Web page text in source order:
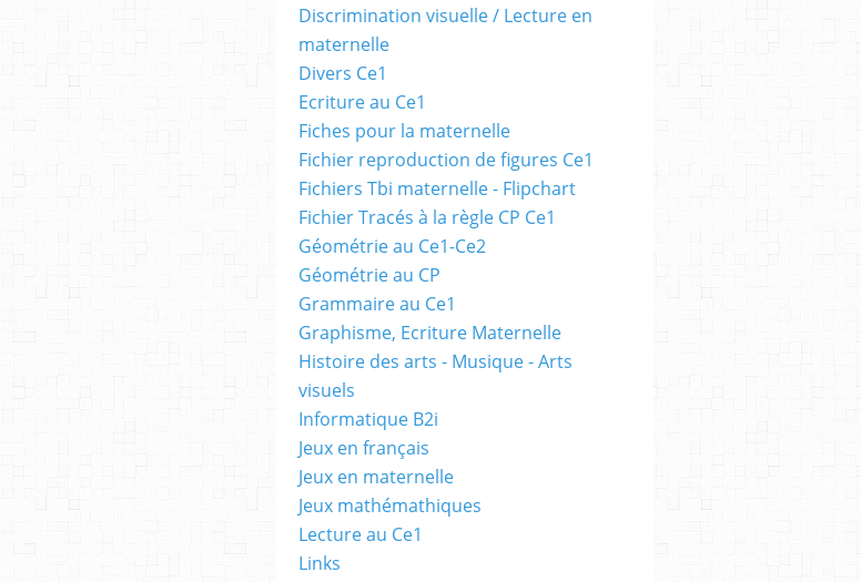
Discrimination visuelle / Lecture en
maternelle
Divers Ce1
Ecriture au Ce1
Fiches pour la maternelle
Fichier reproduction de figures Ce1
Fichiers Tbi maternelle - Flipchart
Fichier Tracés à la règle CP Ce1
Géométrie au Ce1-Ce2
Géométrie au CP
Grammaire au Ce1
Graphisme, Ecriture Maternelle
Histoire des arts - Musique - Arts
visuels
Informatique B2i
Jeux en français
Jeux en maternelle
Jeux mathémathiques
Lecture au Ce1
Links